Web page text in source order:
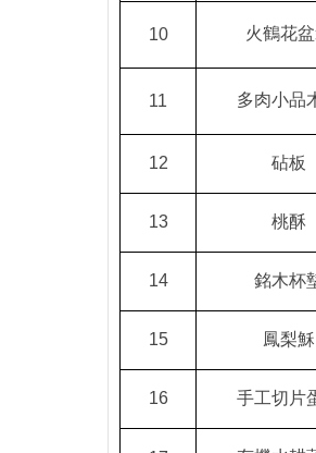
10 火鶴花
11 多肉小品
12 砧板
13 桃酥
14 銘木杯
15 鳳梨穌
16 手工切片